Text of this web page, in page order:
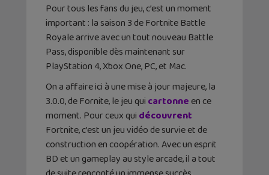
Pour tous les fans du jeu, c’est un moment
important : la saison 3 de Fortnite Battle
Royale arrive avec un tout nouveau Battle
Pass, disponible dès maintenant sur
PlayStation 4, Xbox One, PC, et Mac.
On a affaire ici à une mise à jour majeure, la
3.0.0, de Fornite, le jeu qui cartonne en ce
moment. Pour ceux qui découvrent
Fortnite, c’est un jeu vidéo de survie et de
construction en coopération. Avec un esprit
BD et un gameplay au style arcade, il a tout